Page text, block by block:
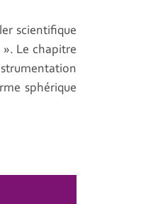
scientifique
Le chapitre
sphérique